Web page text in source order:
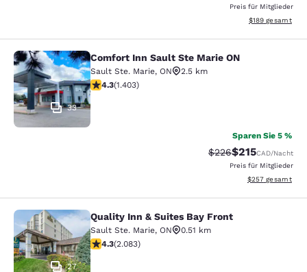
Preis für Mitglieder
Geschätzte
$189 gesamt
Comfort Inn Sault Ste Marie ON
33
Comfort Inn Sault Ste Marie ON
Sault Ste. Marie, ON
2.5 km
4.3-Sterne-Bewertung. Hervorragend. 1403
4.3(1.403)
Sparen Sie 5 %
Durchgestrichener
$226Vergünstigter
$215CAD/Nacht
Preis für Mitglieder
Geschätzte
$257 gesamt
Quality Inn & Suites Bay Front
27
Quality Inn & Suites Bay Front
Sault Ste. Marie, ON
0.51 km
4.32-Sterne-Bewertung. Hervorragend. 2083
4.3(2.083)